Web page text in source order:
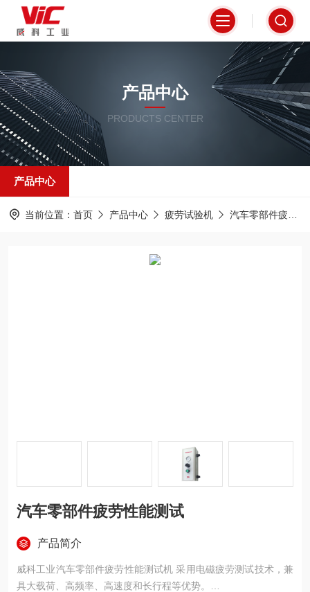
产品中心
PRODUCTS CENTER
产品中心
当前位置： 首页 产品中心 疲劳试验机 汽车零部件疲劳性能测试
汽车零部件疲劳性能测试
产品简介
威科工业汽车零部件疲劳性能测试机 采用电磁疲劳测试技术，兼
具大载荷、高频率、高速度和长行程等优势。